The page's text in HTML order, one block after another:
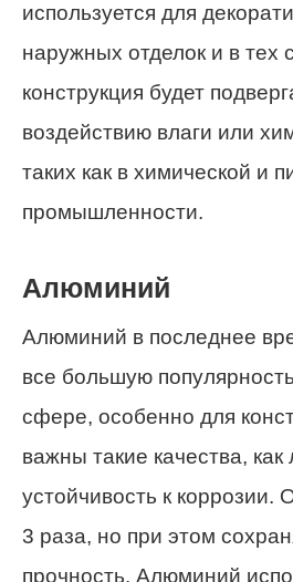
используется для
наружных отделок и в тех
конструкция будет
воздействию влаги или
таких как в химической и
промышленности.
Алюминий
Алюминий в последнее
все большую
сфере, особенно для
важны такие качества, как
устойчивость к коррозии.
3 раза, но при этом
прочность. Алюминий